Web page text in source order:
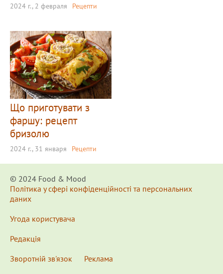
2024 г., 2 февраля Рецепти
Що приготувати з
фаршу: рецепт
бризолю
2024 г., 31 января Рецепти
© 2024 Food & Мood
Політика у сфері конфіденційності та персональних
даних
Угода користувача
Редакція
Зворотній зв'язок
Реклама